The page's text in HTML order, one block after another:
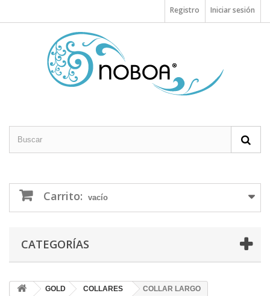
Iniciar sesión
Registro
Carrito: vacío
CATEGORÍAS
GOLD COLLARES COLLAR LARGO